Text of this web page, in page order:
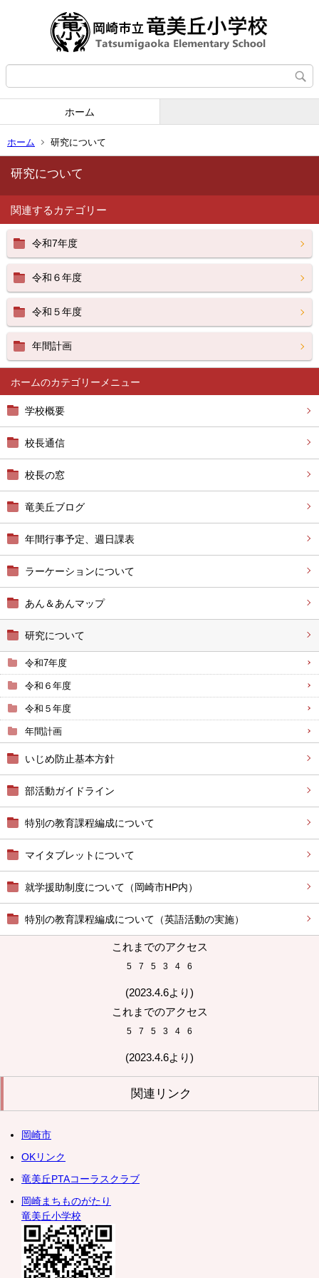
ホーム
ホーム 研究について
ホーム
学校概要
校長通信
校長の窓
竜美丘ブログ
年間行事予定、週日課表
ラーケーションについて
あん＆あんマップ
研究について
令和7年度
令和６年度
令和５年度
年間計画
いじめ防止基本方針
部活動ガイドライン
特別の教育課程編成について
マイタブレットについて
就学援助制度について（岡崎市HP内）
特別の教育課程編成について（英語活動の実施）
これまでのアクセス
5 7 5 3 4 6
(2023.4.6より)
これまでのアクセス
5 7 5 3 4 6
(2023.4.6より)
関連リンク
岡崎市
OKリンク
竜美丘PTAコーラスクラブ
岡崎まちものがたり
竜美丘小学校
研究について
関連するカテゴリー
令和7年度
令和６年度
令和５年度
年間計画